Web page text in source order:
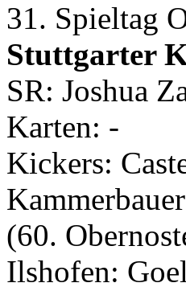
31. Spieltag
Stuttgarter
SR: Joshua
Karten: -
Kickers:
(60.
Ilshofen: